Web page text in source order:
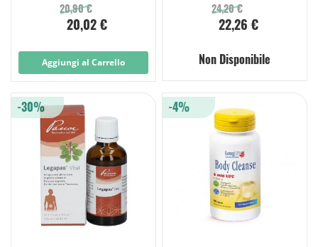
20,90 €
20,02 €
Aggiungi al Carrello
24,20 €
22,26 €
Non Disponibile
-30% -4%